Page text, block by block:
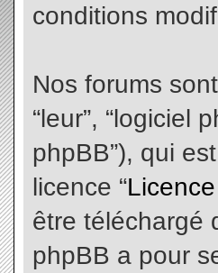
conditions
Nos forums
“leur”, “logiciel
phpBB”), qui
licence “
être téléchargé
phpBB a pour